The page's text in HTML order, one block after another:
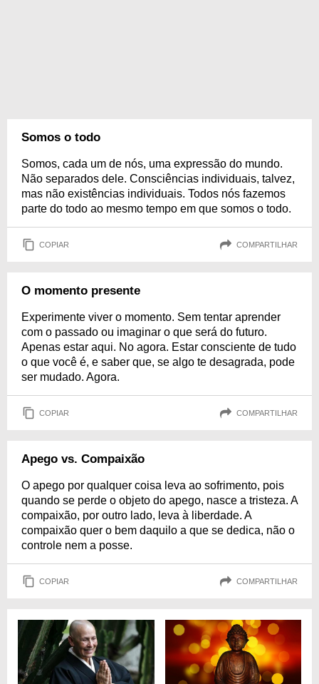
Somos o todo
Somos, cada um de nós, uma expressão do mundo.
Não separados dele. Consciências individuais, talvez,
mas não existências individuais. Todos nós fazemos
parte do todo ao mesmo tempo em que somos o todo.
COPIAR COMPARTILHAR
O momento presente
Experimente viver o momento. Sem tentar aprender
com o passado ou imaginar o que será do futuro.
Apenas estar aqui. No agora. Estar consciente de tudo
o que você é, e saber que, se algo te desagrada, pode
ser mudado. Agora.
COPIAR COMPARTILHAR
Apego vs. Compaixão
O apego por qualquer coisa leva ao sofrimento, pois
quando se perde o objeto do apego, nasce a tristeza. A
compaixão, por outro lado, leva à liberdade. A
compaixão quer o bem daquilo a que se dedica, não o
controle nem a posse.
COPIAR COMPARTILHAR